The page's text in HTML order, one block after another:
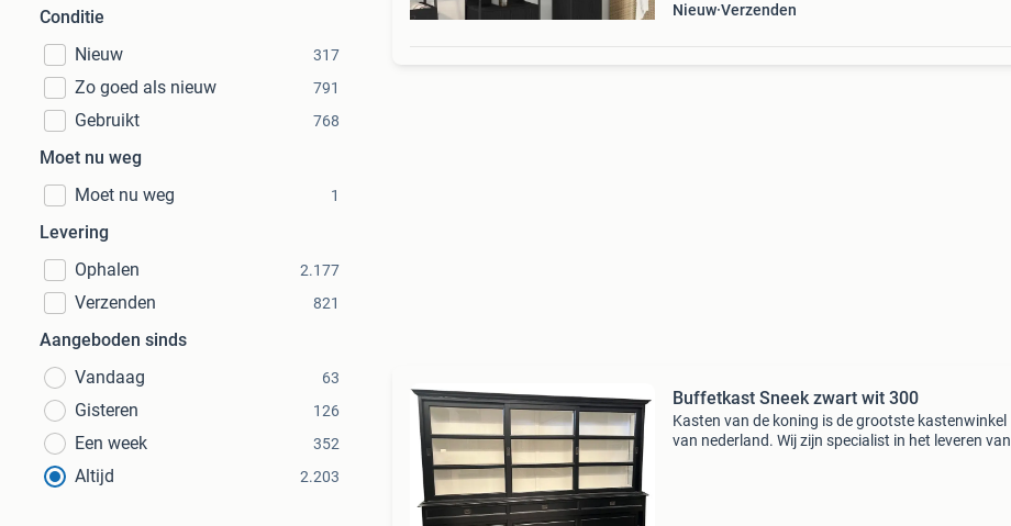
Conditie
Nieuw
317
Zo goed als nieuw 791
Gebruikt 768
Moet nu weg
Moet nu weg
1
Levering
Ophalen
2.177
Verzenden 821
Aangeboden sinds
Vandaag
63
Gisteren 126
Een week 352
Altijd 2.203
Nieuw Verzenden
Buffetkast Sneek zwart wit 300
Kasten van de koning is de grootste kastenwinkel
van nederland. Wij zijn specialist in het leveren van